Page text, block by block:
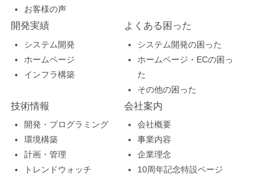
お客様の声
開発実績
システム開発
ホームページ
インフラ構築
よくある困った
システム開発の困った
ホームページ・ECの困っ
た
その他の困った
技術情報
開発・プログラミング
環境構築
計画・管理
トレンドウォッチ
会社案内
会社概要
事業内容
企業理念
10周年記念特設ページ